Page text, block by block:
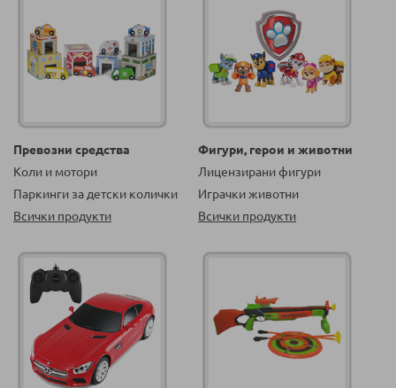
Превозни средства
Коли и мотори
Паркинги за детски колички
Всички продукти
Фигури, герои и животни
Лицензирани фигури
Играчки животни
Всички продукти